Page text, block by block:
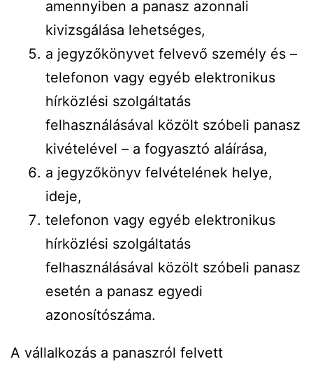
amennyiben a panasz azonnali
kivizsgálása lehetséges,
a jegyzőkönyvet felvevő személy és –
telefonon vagy egyéb elektronikus
hírközlési szolgáltatás
felhasználásával közölt szóbeli panasz
kivételével – a fogyasztó aláírása,
a jegyzőkönyv felvételének helye,
ideje,
telefonon vagy egyéb elektronikus
hírközlési szolgáltatás
felhasználásával közölt szóbeli panasz
esetén a panasz egyedi
azonosítószáma.
A vállalkozás a panaszról felvett